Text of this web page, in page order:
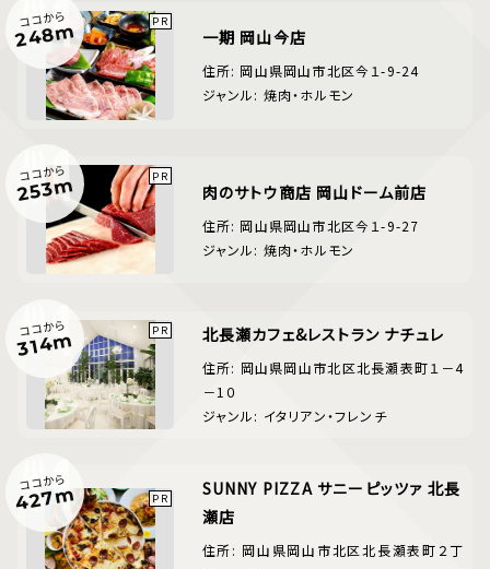
ココから
248m 一期 岡山今店
住所: 岡山県岡山市北区今１-9-24
ジャンル: 焼肉・ホルモン
ココから
253m 肉のサトウ商店 岡山ドーム前店
住所: 岡山県岡山市北区今１-9-27
ジャンル: 焼肉・ホルモン
ココから
314m 北長瀬カフェ&レストラン ナチュレ
住所: 岡山県岡山市北区北長瀬表町１－4
－1０
ジャンル: イタリアン・フレンチ
ココから
427m
SUNNY PIZZA サニーピッツァ 北長
瀬店
住所: 岡山県岡山市北区北長瀬表町２丁